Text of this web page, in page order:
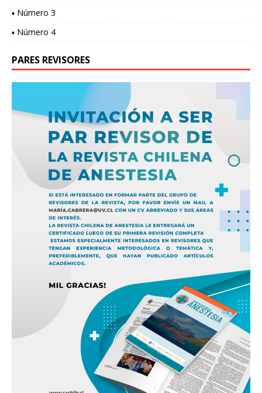
▪ Número 3
▪ Número 4
PARES REVISORES